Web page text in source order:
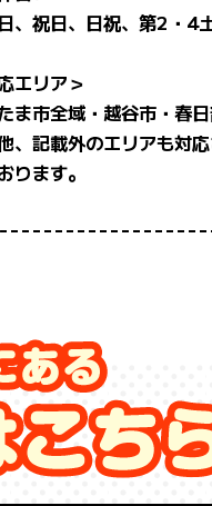
、祝日、日祝、第2・4
エリア＞
ま市全域・越谷市・春
、記載外のエリアも対
ります。